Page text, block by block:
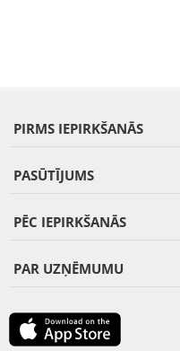
PIRMS IEPIRKŠANĀS
PASŪTĪJUMS
PĒC IEPIRKŠANĀS
PAR UZŅĒMUMU